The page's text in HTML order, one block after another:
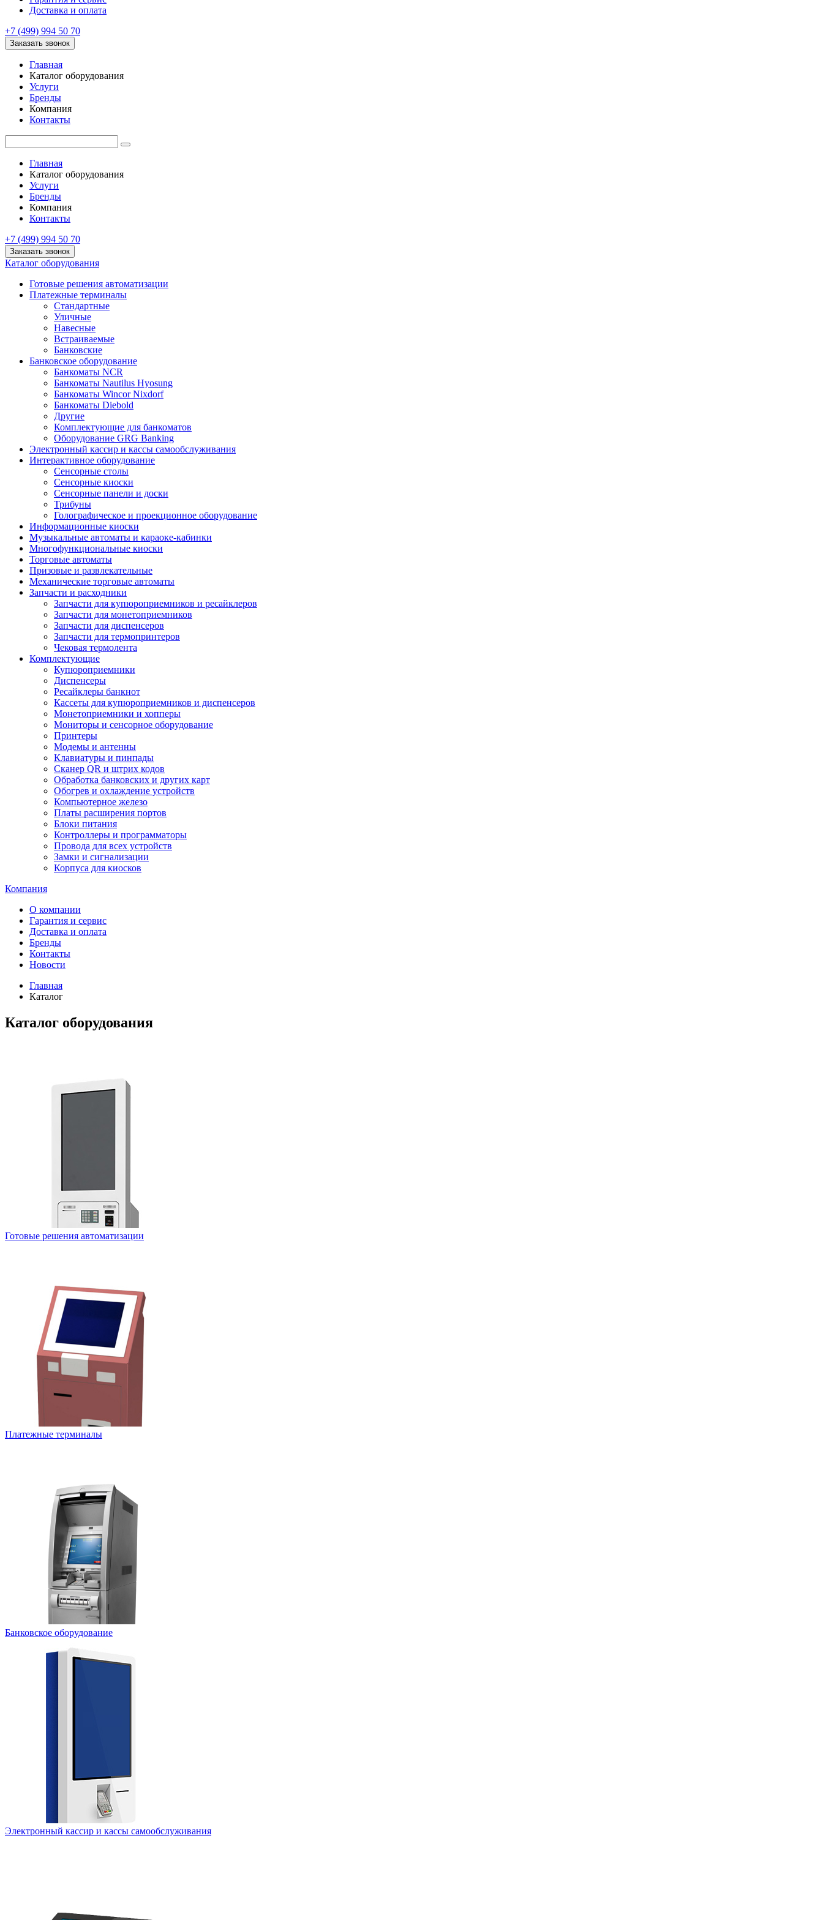
Доставка и оплата
+7 (499) 994 50 70
Заказать звонок
Главная
Каталог оборудования
Услуги
Бренды
Компания
Контакты
Главная
Каталог оборудования
Услуги
Бренды
Компания
Контакты
+7 (499) 994 50 70
Заказать звонок
Каталог оборудования
Готовые решения автоматизации
Платежные терминалы
Стандартные
Уличные
Навесные
Встраиваемые
Банковские
Банковское оборудование
Банкоматы NCR
Банкоматы Nautilus Hyosung
Банкоматы Wincor Nixdorf
Банкоматы Diebold
Другие
Комплектующие для банкоматов
Оборудование GRG Banking
Электронный кассир и кассы самообслуживания
Интерактивное оборудование
Сенсорные столы
Сенсорные киоски
Сенсорные панели и доски
Трибуны
Голографическое и проекционное оборудование
Информационные киоски
Музыкальные автоматы и караоке-кабинки
Многофункциональные киоски
Торговые автоматы
Призовые и развлекательные
Механические торговые автоматы
Запчасти и расходники
Запчасти для купюроприемников и ресайклеров
Запчасти для монетоприемников
Запчасти для диспенсеров
Запчасти для термопринтеров
Чековая термолента
Комплектующие
Купюроприемники
Диспенсеры
Ресайклеры банкнот
Кассеты для купюроприемников и диспенсеров
Монетоприемники и хопперы
Мониторы и сенсорное оборудование
Принтеры
Модемы и антенны
Клавиатуры и пинпады
Сканер QR и штрих кодов
Обработка банковских и других карт
Обогрев и охлаждение устройств
Компьютерное железо
Платы расширения портов
Блоки питания
Контроллеры и программаторы
Провода для всех устройств
Замки и сигнализации
Корпуса для киосков
Компания
О компании
Гарантия и сервис
Доставка и оплата
Бренды
Контакты
Новости
Главная
Каталог
Каталог оборудования
Готовые решения автоматизации
Платежные терминалы
Банковское оборудование
Электронный кассир и кассы самообслуживания